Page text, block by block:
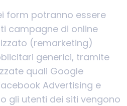
form potranno essere
campagne di online
(remarketing)
generici, tramite
quali Google
Advertising e
gli utenti dei siti vengono